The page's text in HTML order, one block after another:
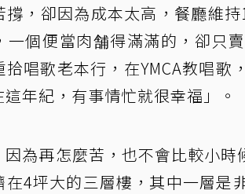
撐，卻因為成本太高，餐廳維
一個便當肉舗得滿滿的，卻只
唱歌老本行，在YMCA教唱
年紀，有事情忙就很幸福」。
為再怎麼苦，也不會比較小
在4坪大的三層樓，其中一層是